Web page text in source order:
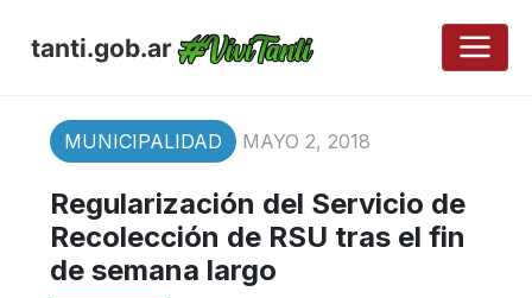
tanti.gob.ar
MUNICIPALIDAD MAYO 2, 2018
Regularización del Servicio de
Recolección de RSU tras el fin
de semana largo